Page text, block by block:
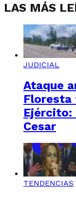
LAS MÁS
JUDICIAL
Ataque
Floresta
Ejército:
Cesar
TENDENCIAS